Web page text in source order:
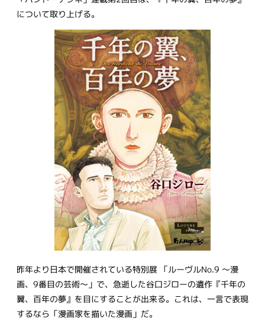
について取り上げる。
昨年より日本で開催されている特別展 「ルーヴルNo.9 ～漫
画、9番目の芸術～」で、急逝した谷口ジローの遺作『千年の
翼、百年の夢』を目にすることが出来る。これは、一言で表現
するなら「漫画家を描いた漫画」だ。